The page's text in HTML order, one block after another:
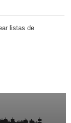
listas de